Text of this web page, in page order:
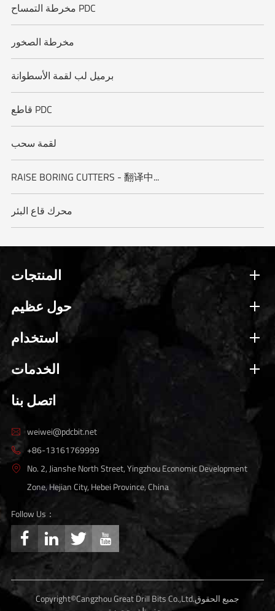
مخرطة التمساح PDC
مخرطة الصخور
برميل لب لقمة الأسطوانة
قاطع PDC
لقمة سحب
RAISE BORING CUTTERS - 翻译中...
محرك قاع البئر
المنتجات
حول عظيم
استخدام
الخدمات
اتصل بنا
 weiwei@pdcbit.net
 +86-13161769999

No. 2, Jianshe North Street, Yingzhou Economic Development
Zone, Hejian City, Hebei Province, China
Follow Us：
   
Copyright©Cangzhou Great Drill Bits Co.,Ltd.جميع الحقوق